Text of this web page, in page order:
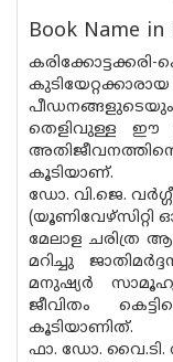
Book Name
തെളിവുള്ള ഈ
കൂടിയാണ്.
ഡോ. വി.ജെ.
മേലാള ചരിത്ര
മറിച്ചു
മനുഷ്യർ സാമൂഹ്യ
ജീവിതം
കൂടിയാണിത്.
ഫാ. ഡോ. വൈ.ടി.